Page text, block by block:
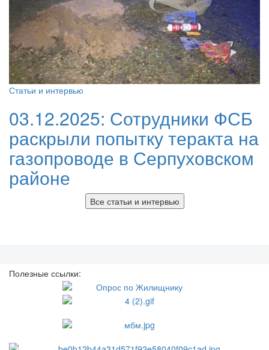
Статьи и интервью
03.12.2025: Сотрудники ФСБ
раскрыли попытку теракта на
газопроводе в Серпуховском
районе
Все статьи и интервью
Полезные ссылки: